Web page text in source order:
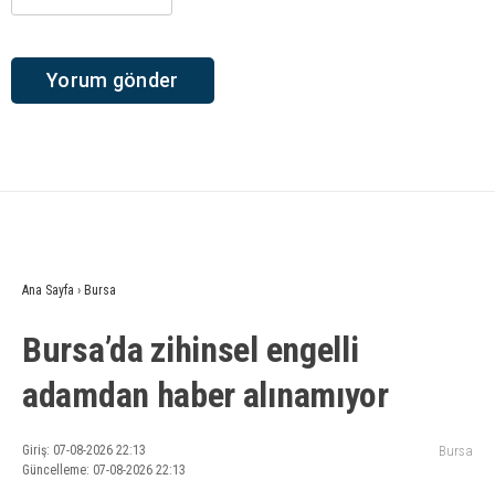
Ana Sayfa › Bursa
Bursa’da zihinsel engelli
adamdan haber alınamıyor
Giriş: 07-08-2026 22:13
Güncelleme: 07-08-2026 22:13
Bursa